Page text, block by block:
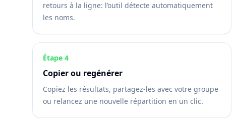
retours à la ligne: l’outil détecte automatiquement
les noms.
Étape 4
Copier ou regénérer
Copiez les résultats, partagez-les avec votre groupe
ou relancez une nouvelle répartition en un clic.